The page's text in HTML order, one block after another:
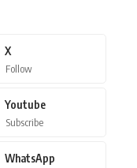
X
Follow
Youtube
Subscribe
WhatsApp